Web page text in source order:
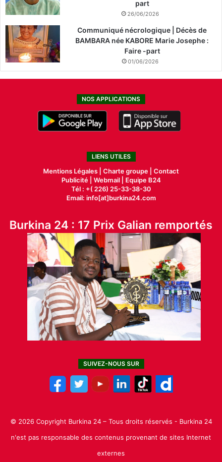
part
26/06/2026
Communiqué nécrologique | Décès de
BAMBARA née KABORE Marie Josephe :
Faire -part
01/06/2026
NOS APPLICATIONS
LIENS UTILES
Mentions Légales | Charte groupe | Contact
Publicité| Webmail |
Equipe B24
Tél : +( 226) 25-33-38-30
Email: info[at]burkina24.com
Burkina 24 : 17 Prix Galian remportés
SUIVEZ-NOUS SUR
© 2026 Copyright Burkina 24 – Tous droits réservés - Burkina 24
n'est pas responsable des contenus provenant de sites Internet
externes